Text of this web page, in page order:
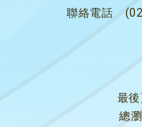
聯絡電話
最
總